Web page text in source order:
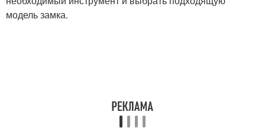
модель замка.